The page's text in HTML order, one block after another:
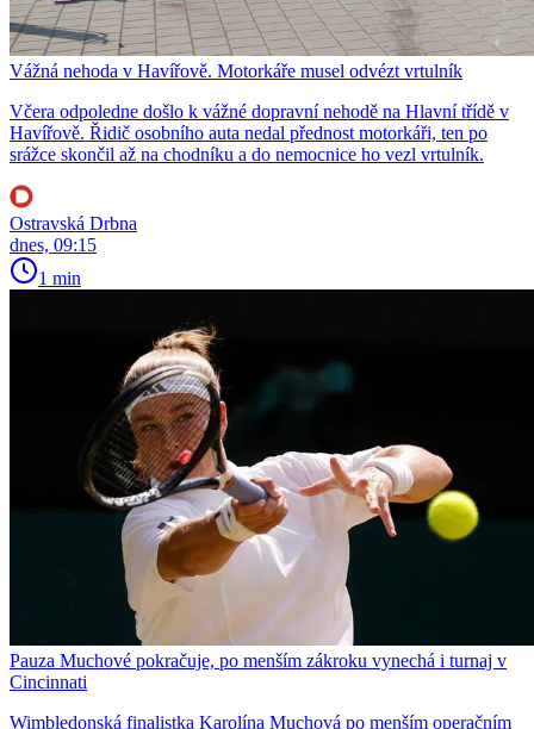
Vážná nehoda v Havířově. Motorkáře musel odvézt vrtulník
Včera odpoledne došlo k vážné dopravní nehodě na Hlavní třídě v
Havířově. Řidič osobního auta nedal přednost motorkáři, ten po
srážce skončil až na chodníku a do nemocnice ho vezl vrtulník.
Ostravská Drbna
dnes, 09:15
1 min
Pauza Muchové pokračuje, po menším zákroku vynechá i turnaj v
Cincinnati
Wimbledonská finalistka Karolína Muchová po menším operačním